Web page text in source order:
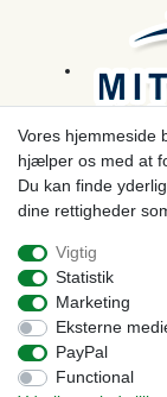
Betaling
Vores hjemmeside
hjælper os med at
Du kan finde
dine rettigheder
Vigtig
Statistik
Marketing
Eksterne
PayPal
Functional